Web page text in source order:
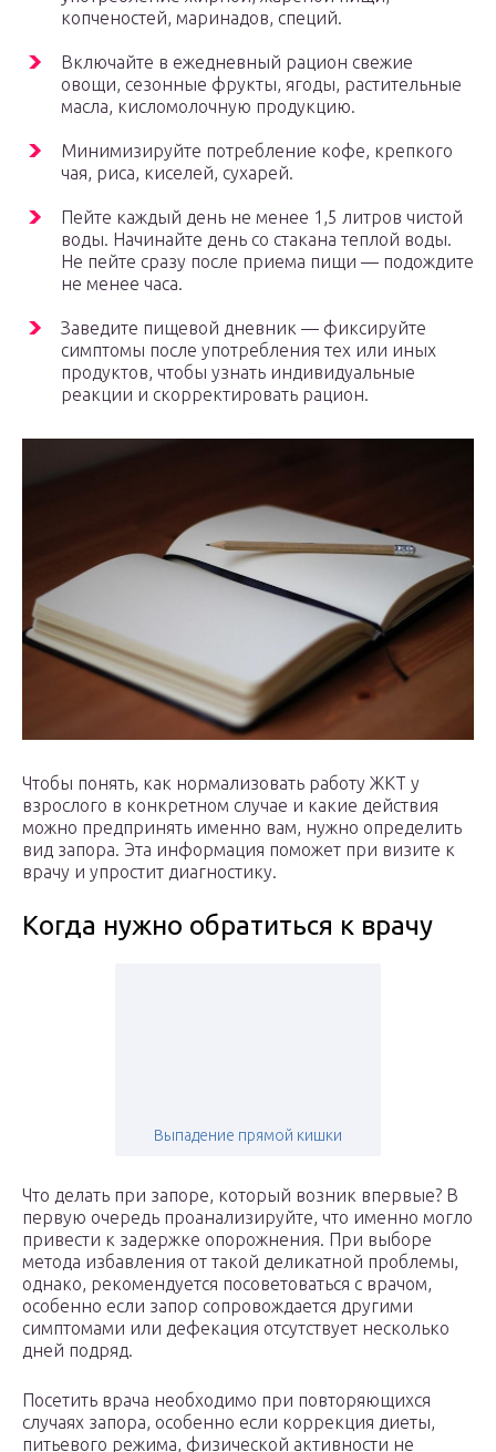
копченостей, маринадов, специй.
Включайте в ежедневный рацион свежие
овощи, сезонные фрукты, ягоды, растительные
масла, кисломолочную продукцию.
Минимизируйте потребление кофе, крепкого
чая, риса, киселей, сухарей.
Пейте каждый день не менее 1,5 литров чистой
воды. Начинайте день со стакана теплой воды.
Не пейте сразу после приема пищи — подождите
не менее часа.
Заведите пищевой дневник — фиксируйте
симптомы после употребления тех или иных
продуктов, чтобы узнать индивидуальные
реакции и скорректировать рацион.
Чтобы понять, как нормализовать работу ЖКТ у
взрослого в конкретном случае и какие действия
можно предпринять именно вам, нужно определить
вид запора. Эта информация поможет при визите к
врачу и упростит диагностику.
Когда нужно обратиться к врачу
Выпадение прямой кишки
Что делать при запоре, который возник впервые? В
первую очередь проанализируйте, что именно могло
привести к задержке опорожнения. При выборе
метода избавления от такой деликатной проблемы,
однако, рекомендуется посоветоваться с врачом,
особенно если запор сопровождается другими
симптомами или дефекация отсутствует несколько
дней подряд.
Посетить врача необходимо при повторяющихся
случаях запора, особенно если коррекция диеты,
питьевого режима, физической активности не